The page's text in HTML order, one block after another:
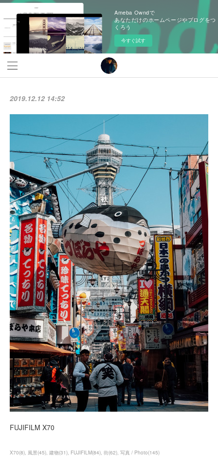
Ameba Owndで
あなただけのホームページやブログをつ
くろう
今すぐ試す
2019.12.12 14:52
FUJIFILM X70
X70(8) 風景(45) 建物(31) FUJIFILM(84) 街(62) 写真 / Photo(145)